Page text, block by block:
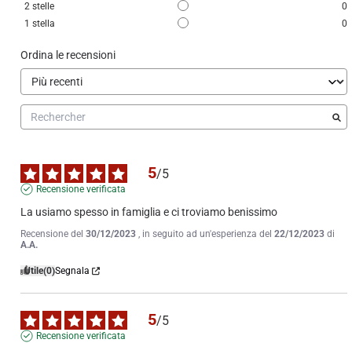
2 stelle
0
1 stella 0
Ordina le recensioni
5/5
Recensione verificata
La usiamo spesso in famiglia e ci troviamo benissimo
Recensione del 30/12/2023 , in seguito ad un'esperienza del 22/12/2023 di
A.A.
Utile(0)Segnala
5/5
Recensione verificata